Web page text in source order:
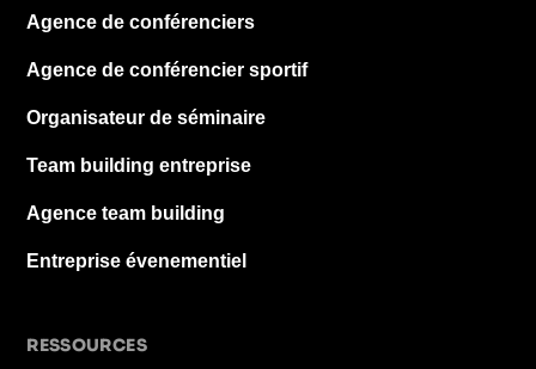
Agence de conférenciers
Agence de conférencier sportif
Organisateur de séminaire
Team building entreprise
Agence team building
Entreprise évenementiel
RESSOURCES